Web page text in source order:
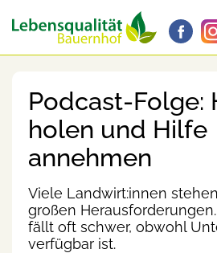
Podcast-Folge:
holen und Hilfe
annehmen
Viele Landwirt:innen
großen
fällt oft schwer, obwohl
verfügbar ist.